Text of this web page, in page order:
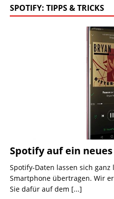
SPOTIFY: TIPPS & TRICKS
Spotify auf ein
Spotify-Daten lassen sich
Smartphone übertragen. Wir
Sie dafür auf dem [...]